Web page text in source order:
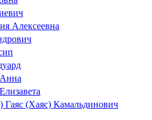
Алексеевна
Анна
Гаяс (Хаяс) Камальдинович